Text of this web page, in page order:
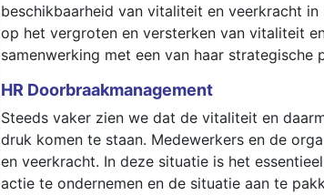
beschikbaarheid van vitaliteit en veerkracht
op het vergroten en versterken van vitaliteit
samenwerking met een van haar strategische
HR Doorbraakmanagement
Steeds vaker zien we dat de vitaliteit en
druk komen te staan. Medewerkers en de
en veerkracht. In deze situatie is het
actie te ondernemen en de situatie aan te